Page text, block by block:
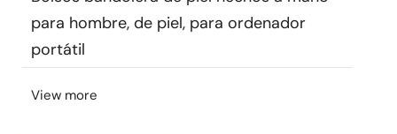
Idioma
nosotros
para hombre, de piel, para ordenador
portátil
View more